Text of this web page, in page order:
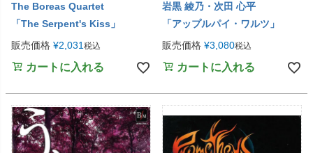
The Boreas Quartet
「The Serpent's Kiss」
販売価格 ¥2,031税込
カートに入れる
岩黒 綾乃・次田 心平
「アップルパイ・ワルツ」
販売価格 ¥3,080税込
カートに入れる